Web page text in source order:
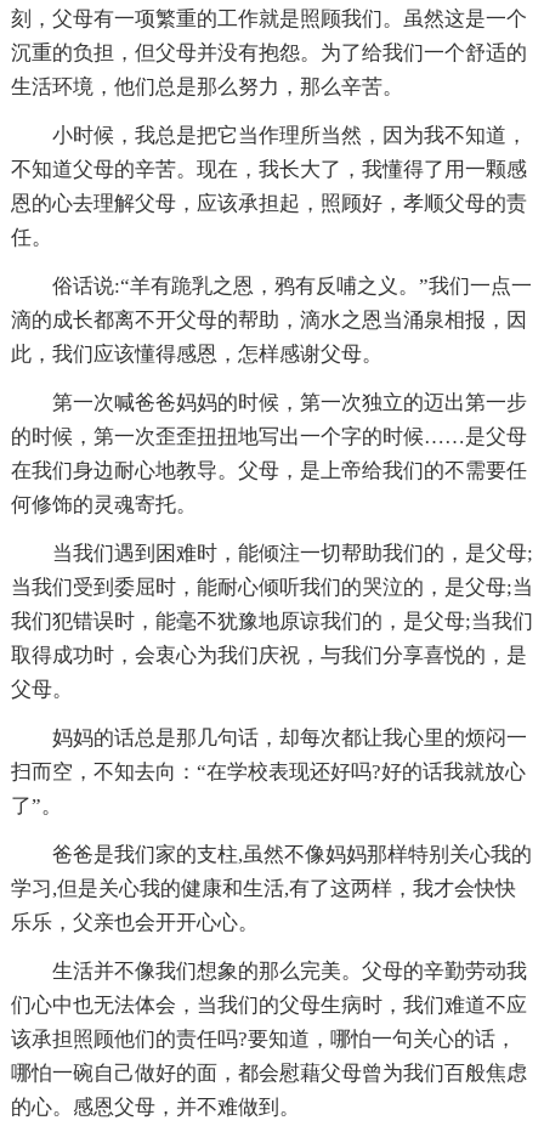
刻，父母有一项繁重的工作就是照顾我们。虽然这是一个
沉重的负担，但父母并没有抱怨。为了给我们一个舒适的
生活环境，他们总是那么努力，那么辛苦。
小时候，我总是把它当作理所当然，因为我不知道，
不知道父母的辛苦。现在，我长大了，我懂得了用一颗感
恩的心去理解父母，应该承担起，照顾好，孝顺父母的责
任。
俗话说:“羊有跪乳之恩，鸦有反哺之义。”我们一点一
滴的成长都离不开父母的帮助，滴水之恩当涌泉相报，因
此，我们应该懂得感恩，怎样感谢父母。
第一次喊爸爸妈妈的时候，第一次独立的迈出第一步
的时候，第一次歪歪扭扭地写出一个字的时候……是父母
在我们身边耐心地教导。父母，是上帝给我们的不需要任
何修饰的灵魂寄托。
当我们遇到困难时，能倾注一切帮助我们的，是父母;
当我们受到委屈时，能耐心倾听我们的哭泣的，是父母;当
我们犯错误时，能毫不犹豫地原谅我们的，是父母;当我们
取得成功时，会衷心为我们庆祝，与我们分享喜悦的，是
父母。
妈妈的话总是那几句话，却每次都让我心里的烦闷一
扫而空，不知去向：“在学校表现还好吗?好的话我就放心
了”。
爸爸是我们家的支柱,虽然不像妈妈那样特别关心我的
学习,但是关心我的健康和生活,有了这两样，我才会快快
乐乐，父亲也会开开心心。
生活并不像我们想象的那么完美。父母的辛勤劳动我
们心中也无法体会，当我们的父母生病时，我们难道不应
该承担照顾他们的责任吗?要知道，哪怕一句关心的话，
哪怕一碗自己做好的面，都会慰藉父母曾为我们百般焦虑
的心。感恩父母，并不难做到。